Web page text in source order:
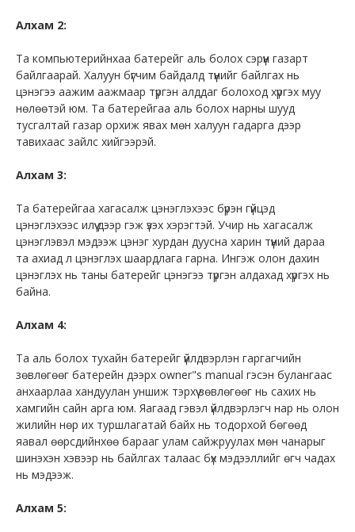
Алхам 2:
Та компьютерийнхаа батерейг аль болох сэрүүн газарт
байлгаарай. Халуун бүгчим байдалд түүнийг байлгах нь
цэнэгээ аажим аажмаар түргэн алддаг болоход хүргэх муу
нөлөөтэй юм. Та батерейгаа аль болох нарны шууд
тусгалтай газар орхиж явах мөн халуун гадарга дээр
тавихаас зайлс хийгээрэй.
Алхам 3:
Та батерейгаа хагасалж цэнэглэхээс бүрэн гүйцэд
цэнэглэхээс илүү дээр гэж үзэх хэрэгтэй. Учир нь хагасалж
цэнэглэвэл мэдээж цэнэг хурдан дуусна харин түүний дараа
та ахиад л цэнэглэх шаардлага гарна. Ингэж олон дахин
цэнэглэх нь таны батерейг цэнэгээ түргэн алдахад хүргэх нь
байна.
Алхам 4:
Та аль болох тухайн батерейг үйлдвэрлэн гаргагчийн
зөвлөгөөг батерейн дээрх owner"s manual гэсэн булангаас
анхаарлаа хандуулан уншиж тэрхүү зөвлөгөөг нь сахих нь
хамгийн сайн арга юм. Яагаад гэвэл үйлдвэрлэгч нар нь олон
жилийн нөр их туршлагатай байх нь тодорхой бөгөөд
яавал өөрсдийнхөө барааг улам сайжруулах мөн чанарыг
шинэхэн хэвээр нь байлгах талаас бүх мэдээллийг өгч чадах
нь мэдээж.
Алхам 5: